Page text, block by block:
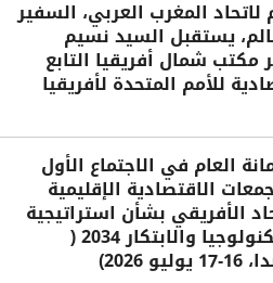
لاتحاد المغرب العربي، السفير
يستقبل السيد نسيم
مكتب شمال أفريقيا التابع
للأمم المتحدة لأفريقيا
العام في الاجتماع الأول
الاقتصادية الإقليمية
الأفريقي بشأن استراتيجية
العلوم والتكنولوجيا والابتكار 2034 (